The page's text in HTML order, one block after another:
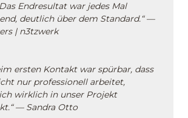
Endresultat war jedes Mal
deutlich über dem Standard.“ —
| n3tzwerk
ersten Kontakt war spürbar, dass
nur professionell arbeitet,
wirklich in unser Projekt
— Sandra Otto